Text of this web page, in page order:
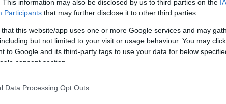
This information may also be disclosed by us to third parties on the
Participants that may further disclose it to other third parties.
that this website/app uses one or more Google services and may
but not limited to your visit or usage behaviour. You may
to Google and its third-party tags to use your data for below
consent section.
Data Processing Opt Outs